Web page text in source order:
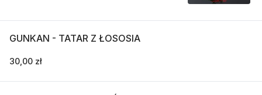
GUNKAN - TATAR Z ŁOSOSIA
30,00 zł